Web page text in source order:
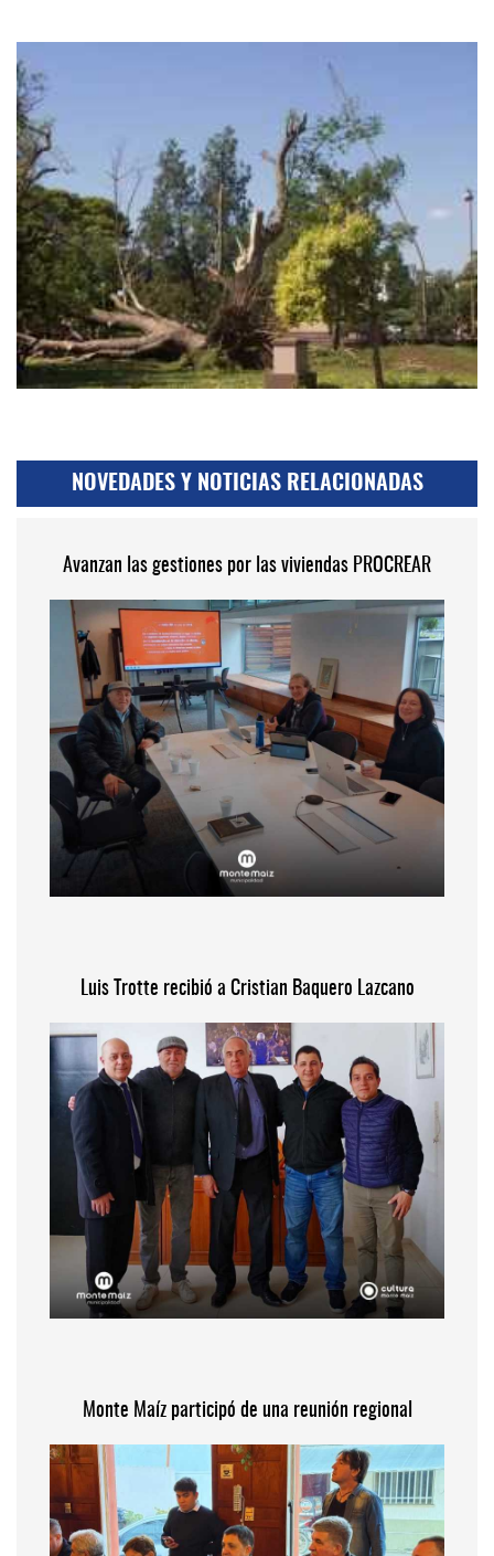
NOVEDADES Y NOTICIAS RELACIONADAS
Avanzan las gestiones por las viviendas PROCREAR
Luis Trotte recibió a Cristian Baquero Lazcano
Monte Maíz participó de una reunión regional